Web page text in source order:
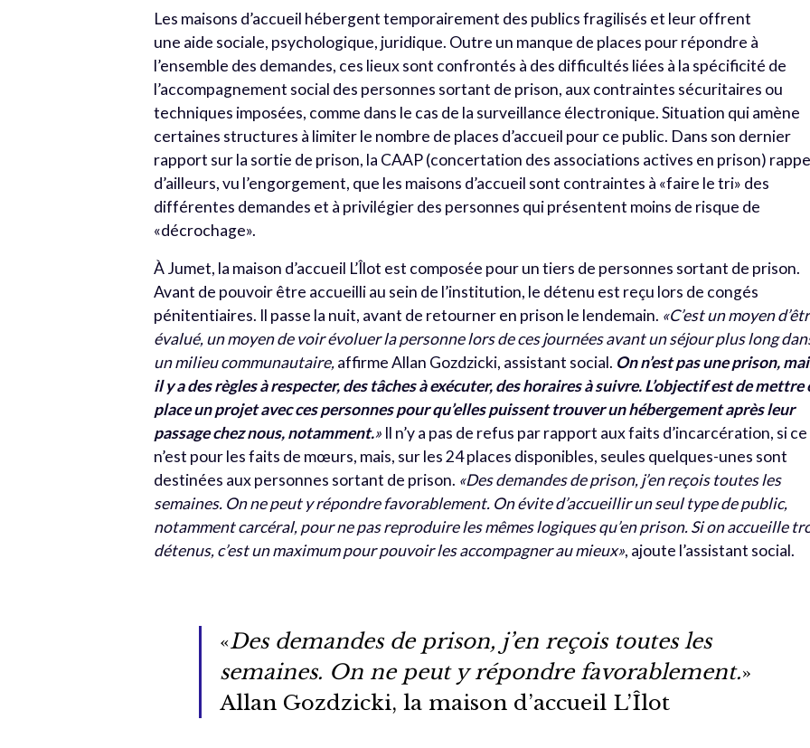
Les maisons d’accueil hébergent temporairement des publics fragilisés et leur offrent
une aide sociale, psychologique, juridique. Outre un manque de places pour répondre à
l’ensemble des demandes, ces lieux sont confrontés à des difficultés liées à la spécificité de
l’accompagnement social des personnes sortant de prison, aux contraintes sécuritaires ou
techniques imposées, comme dans le cas de la surveillance électronique. Situation qui amène
certaines structures à limiter le nombre de places d’accueil pour ce public. Dans son dernier
rapport sur la sortie de prison, la CAAP (concertation des associations actives en prison)
d’ailleurs, vu l’engorgement, que les maisons d’accueil sont contraintes à «faire le tri» des
différentes demandes et à privilégier des personnes qui présentent moins de risque de
«décrochage».
À Jumet, la maison d’accueil L’Îlot est composée pour un tiers de personnes sortant de prison.
Avant de pouvoir être accueilli au sein de l’institution, le détenu est reçu lors de congés
pénitentiaires. Il passe la nuit, avant de retourner en prison le lendemain. «C’est un moyen
évalué, un moyen de voir évoluer la personne lors de ces journées avant un séjour plus long
un milieu communautaire,affirme Allan Gozdzicki, assistant social. On n’est pas une prison,
il y a des règles à respecter, des tâches à exécuter, des horaires à suivre. L’objectif est de mettre
place un projet avec ces personnes pour qu’elles puissent trouver un hébergement après leur
passage chez nous, notamment.» Il n’y a pas de refus par rapport aux faits d’incarcération, si ce
n’est pour les faits de mœurs, mais, sur les 24 places disponibles, seules quelques-unes sont
destinées aux personnes sortant de prison. «Des demandes de prison, j’en reçois toutes les
semaines. On ne peut y répondre favorablement. On évite d’accueillir un seul type de public,
notamment carcéral, pour ne pas reproduire les mêmes logiques qu’en prison. Si on accueille
détenus, c’est un maximum pour pouvoir les accompagner au mieux», ajoute l’assistant social.
«Des demandes de prison, j’en reçois toutes les
semaines. On ne peut y répondre favorablement.»
Allan Gozdzicki, la maison d’accueil L’Îlot